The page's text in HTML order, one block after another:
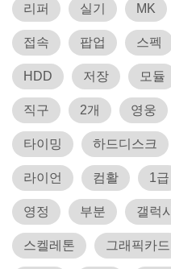
리퍼 실기 MK
접속 팝업 스펙
HDD 저장 모듈
직구 2개 영웅
타이밍 하드디스크
라이언 컴활 1급
영정 부분 갤럭시
스켈레톤 그래픽카드